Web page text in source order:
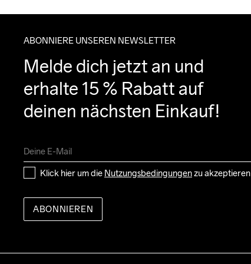
ABONNIERE UNSEREN NEWSLETTER
Melde dich jetzt an und
erhalte 15 % Rabatt auf
deinen nächsten Einkauf!
Klick hier um die Nutzungsbedingungen zu akzeptieren
ABONNIEREN